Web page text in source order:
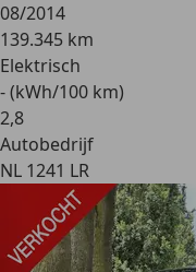
08/2014
139.345 km
Elektrisch
- (kWh/100 km)
2,8
Autobedrijf
NL 1241 LR